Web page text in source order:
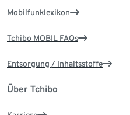
Mobilfunklexikon
Tchibo MOBIL FAQs
Entsorgung / Inhaltsstoffe
Über Tchibo